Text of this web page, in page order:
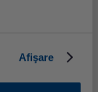
Afişare